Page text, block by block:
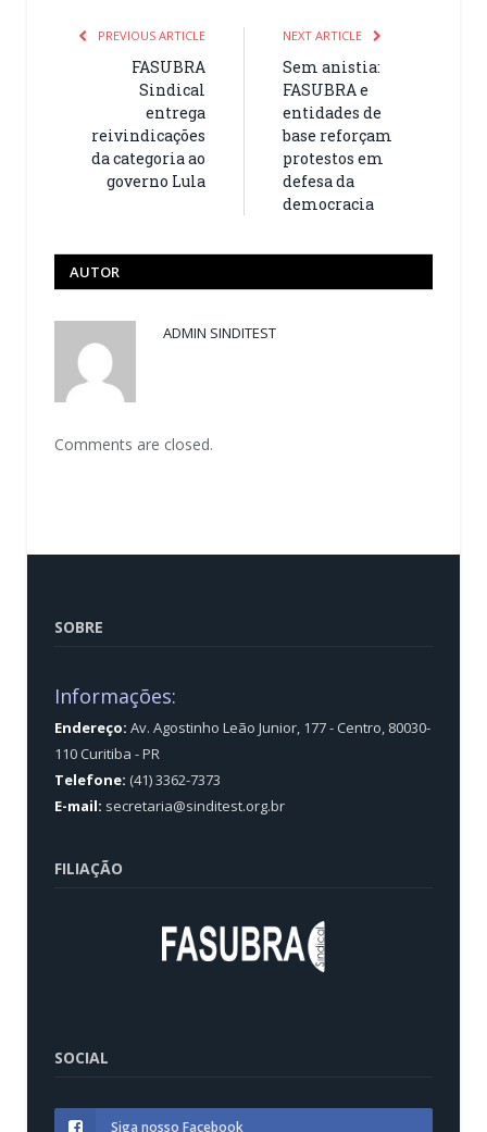
PREVIOUS ARTICLE
FASUBRA
Sindical
entrega
reivindicações
da categoria ao
governo Lula
NEXT ARTICLE
Sem anistia:
FASUBRA e
entidades de
base reforçam
protestos em
defesa da
democracia
AUTOR
ADMIN SINDITEST
Comments are closed.
SOBRE
Informações:
Endereço: Av. Agostinho Leão Junior, 177 - Centro, 80030-
110 Curitiba - PR
Telefone: (41) 3362-7373
E-mail: secretaria@sinditest.org.br
FILIAÇÃO
SOCIAL
Siga nosso Facebook